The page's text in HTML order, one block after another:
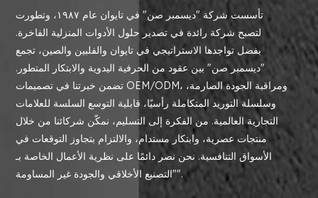
تأسست شركة "ديسمبر صن" في تايوان عام ١٩٨٧، وتطورت
لتصبح شركة رائدة في تصدير حلول الأدوات المنزلية الفاخرة.
بفضل تواجدها الاستراتيجي في تايوان والفلبين والصين، تجمع
"ديسمبر صن" بين عقود من الحرفية اليدوية والابتكار المتطور.
تضمن خبرتنا في تصميمات OEM/ODM، ومراقبة الجودة الصارمة،
وسلسلة التوريد المتكاملة رأسيًا، قابلية التوسع السلسة للعلامات
التجارية العالمية. من الفكرة إلى التسليم، نمكّن شركائنا من خلال
منتجات عصرية، وابتكار مستدام، والالتزام بتجاوز التوقعات في
الأسواق التنافسية. نحن نصر دائمًا على نظرية الأعمال الخاصة بـ
"التصنيع الأخلاقي والجودة غير المساومة".